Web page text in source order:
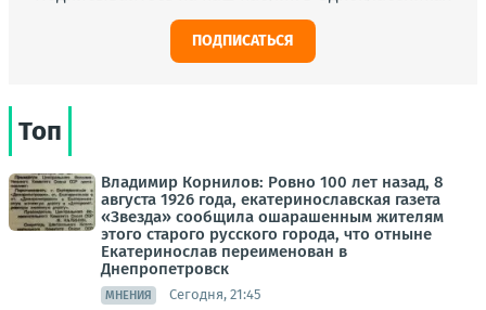
ПОДПИСАТЬСЯ
Топ
Владимир Корнилов: Ровно 100 лет назад, 8
августа 1926 года, екатеринославская газета
«Звезда» сообщила ошарашенным жителям
этого старого русского города, что отныне
Екатеринослав переименован в
Днепропетровск
МНЕНИЯ Сегодня, 21:45